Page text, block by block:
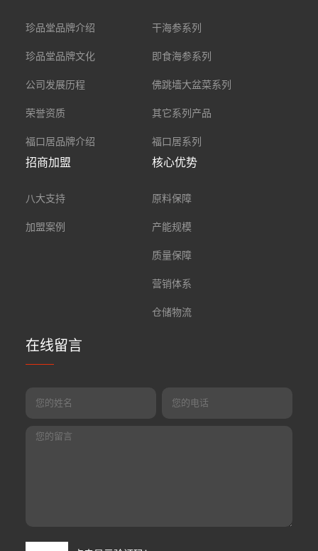
珍品堂品牌介绍
珍品堂品牌文化
公司发展历程
荣誉资质
福口居品牌介绍
干海参系列
即食海参系列
佛跳墙大盆菜系列
其它系列产品
福口居系列
招商加盟
八大支持
加盟案例
核心优势
原料保障
产能规模
质量保障
营销体系
仓储物流
在线留言